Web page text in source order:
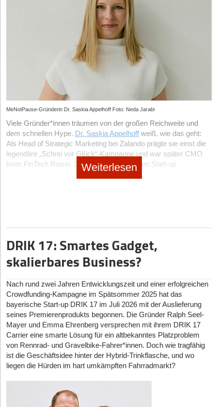
MeNotPause-Gründerin Dr. Saskia Appelhoff Foto: Neda Jarabi
Viele Gründer*innen träumen von der großen Reichweite und
dem schnellen Hype. Dr. Saskia Appelhoff weiß, wie das geht:
Als Head of Strategic Marketing bei Zalando prägte sie einst die
legendäre „Schrei vor Glück“-Kampagne und war später CMO
beim FinTech Raisin. Doch mit ihrem eigenen Start-up
wieso ein treues Netzwerk mächtiger ist als eingekaufte Klicks
und welche Fehler Start-ups beim Community-Building machen.
Sprung in die Ungewissheit
StartingUp:Saskia, nach Top-Positionen bei Zalando und
Raisin: Was war dein Auslöser, die Corporate-Komfortzone zu
verlassen und mit MeNotPause das volle Gründerrisiko
einzugehen?
Dr. Saskia Appelhoff:Eigentlich zieht sich das durch meine
ganze Karriere: Ich wollte immer dort sein, wo etwas gerade
entsteht. Bei Zalando war ich Mitarbeiterin Nummer 70, bei
Raisin Founding CMO – da war „wenig corporate“. Ich habe in
beiden Unternehmen erlebt, welche besondere Dynamik
entsteht, wenn noch nicht alles festgelegt ist und man selbst sehr
Weiterlesen
DRIK 17: Smartes Gadget,
skalierbares Business?
Nach rund zwei Jahren Entwicklungszeit und einer erfolgreichen
Crowdfunding-Kampagne im Spätsommer 2025 hat das
bayerische Start-up DRIK 17 im Juli 2026 mit der Auslieferung
seines Premierenprodukts begonnen. Die Gründer Ralph Seel-
Mayer und Emma Ehrenberg versprechen mit ihrem DRIK 17
Carrier eine smarte Lösung für ein altbekanntes Platzproblem
von Rennrad- und Gravelbike-Fahrer*innen. Doch wie tragfähig
ist die Geschäftsidee hinter der Hybrid-Trinkflasche, und wo
liegen die Hürden im hart umkämpften Fahrradmarkt?